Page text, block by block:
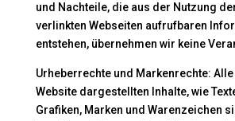
und Nachteile, die aus der Nutzung
verlinkten Webseiten aufrufbaren
entstehen, übernehmen wir keine
Urheberrechte und Markenrechte:
Website dargestellten Inhalte, wie
Grafiken, Marken und Warenzeichen